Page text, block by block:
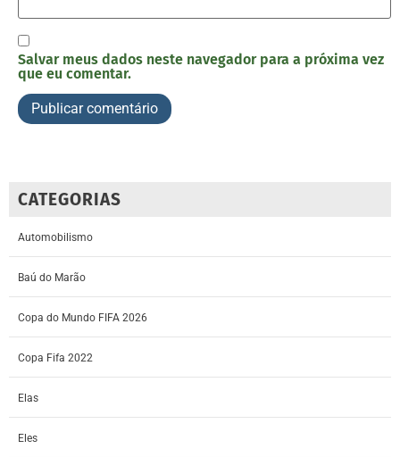
Salvar meus dados neste navegador para a próxima vez
que eu comentar.
CATEGORIAS
Automobilismo
Baú do Marão
Copa do Mundo FIFA 2026
Copa Fifa 2022
Elas
Eles